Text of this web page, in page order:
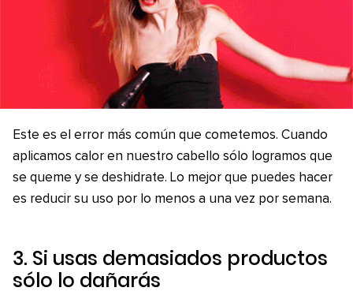
Este es el error más común que cometemos. Cuando
aplicamos calor en nuestro cabello sólo logramos que
se queme y se deshidrate. Lo mejor que puedes hacer
es reducir su uso por lo menos a una vez por semana.
3. Si usas demasiados productos
sólo lo dañarás